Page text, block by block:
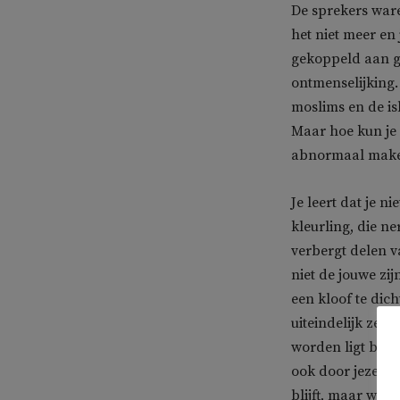
De sprekers
het niet meer
gekoppeld aan
moslims en de
Maar hoe kun
abnormaal
Je leert dat je
kleurling, die
verbergt delen
niet de jouwe
een kloof te
uiteindelijk zelf
worden ligt bij
ook door jezelf,
blijft, maar